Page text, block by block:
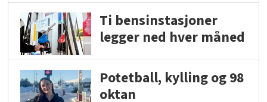
Ti bensinstasjoner
legger ned hver måned
Potetball, kylling og 98
oktan